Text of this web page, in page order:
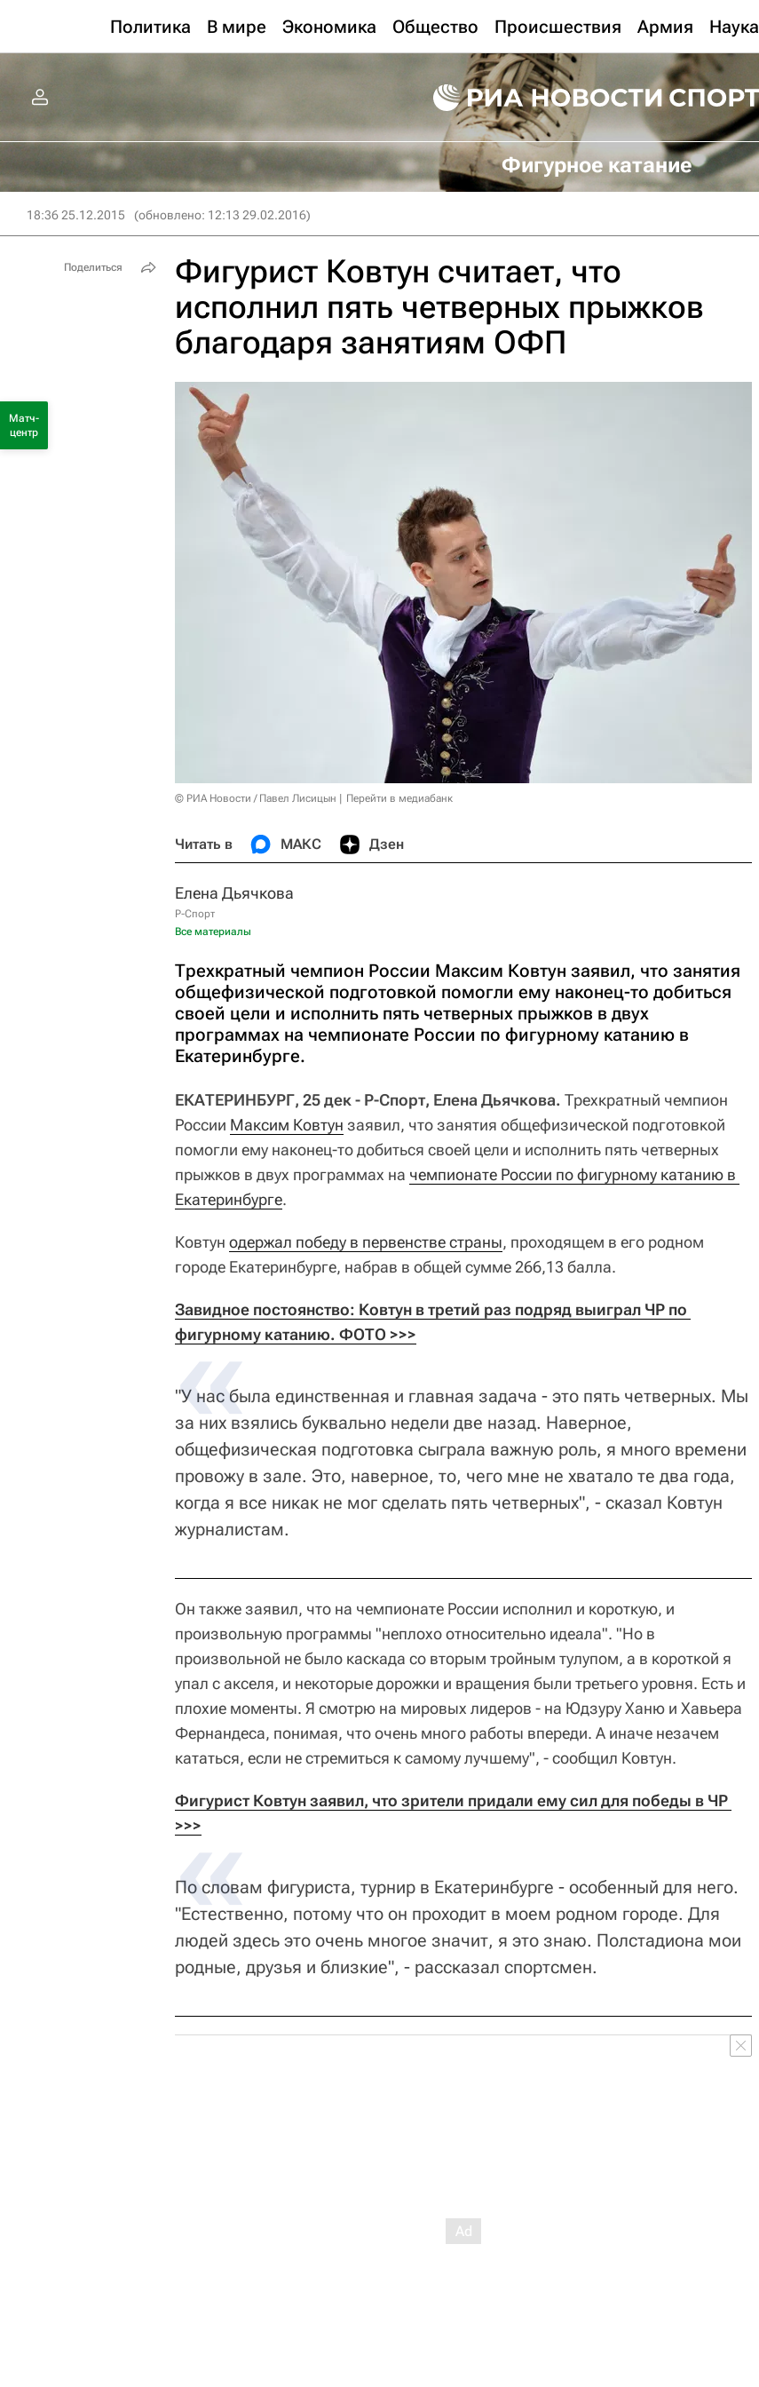
Политика В мире Экономика Общество Происшествия Армия Наука
Фигурное катание
18:36 25.12.2015 (обновлено: 12:13 29.02.2016)
Фигурист Ковтун считает, что
исполнил пять четверных прыжков
благодаря занятиям ОФП
© РИА Новости / Павел Лисицын Перейти в медиабанк
Читать в МАКС Дзен
Елена Дьячкова
Р-Спорт
Все материалы
Трехкратный чемпион России Максим Ковтун заявил, что занятия
общефизической подготовкой помогли ему наконец-то добиться
своей цели и исполнить пять четверных прыжков в двух
программах на чемпионате России по фигурному катанию в
Екатеринбурге.
ЕКАТЕРИНБУРГ, 25 дек - Р-Спорт, Елена Дьячкова. Трехкратный чемпион
России Максим Ковтун заявил, что занятия общефизической подготовкой
помогли ему наконец-то добиться своей цели и исполнить пять четверных
прыжков в двух программах на чемпионате России по фигурному катанию в
Екатеринбурге.
Ковтун одержал победу в первенстве страны, проходящем в его родном
городе Екатеринбурге, набрав в общей сумме 266,13 балла.
Завидное постоянство: Ковтун в третий раз подряд выиграл ЧР по
фигурному катанию. ФОТО >>>
"У нас была единственная и главная задача - это пять четверных. Мы
за них взялись буквально недели две назад. Наверное,
общефизическая подготовка сыграла важную роль, я много времени
провожу в зале. Это, наверное, то, чего мне не хватало те два года,
когда я все никак не мог сделать пять четверных", - сказал Ковтун
журналистам.
Он также заявил, что на чемпионате России исполнил и короткую, и
произвольную программы "неплохо относительно идеала". "Но в
произвольной не было каскада со вторым тройным тулупом, а в короткой я
упал с акселя, и некоторые дорожки и вращения были третьего уровня. Есть и
плохие моменты. Я смотрю на мировых лидеров - на Юдзуру Ханю и Хавьера
Фернандеса, понимая, что очень много работы впереди. А иначе незачем
кататься, если не стремиться к самому лучшему", - сообщил Ковтун.
Фигурист Ковтун заявил, что зрители придали ему сил для победы в ЧР
>>>
По словам фигуриста, турнир в Екатеринбурге - особенный для него.
"Естественно, потому что он проходит в моем родном городе. Для
людей здесь это очень многое значит, я это знаю. Полстадиона мои
родные, друзья и близкие", - рассказал спортсмен.
Поделиться
Матч-
центр